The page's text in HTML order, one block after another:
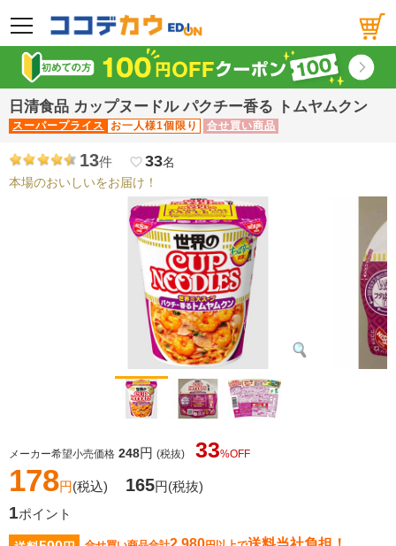
メニュー
日清食品 カップヌードル パクチー香る トムヤムクン
スーパープライス お一人様1個限り 合せ買い商品
13件 favorite_border33名
本場のおいしいをお届け！
メーカー希望小売価格 248円 (税抜) 33%OFF
178円(税込) 165円(税抜)
1ポイント